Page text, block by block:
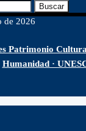
Buscar
de 2026
Patrimonio
Humanidad ·